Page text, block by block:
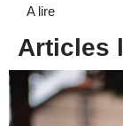
A lire
Articles